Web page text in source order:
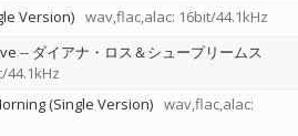
Version) wav,flac,alac: 16bit/44.1kHz
-- ダイアナ・ロス＆シュープリームス
44.1kHz
(Single Version) wav,flac,alac: